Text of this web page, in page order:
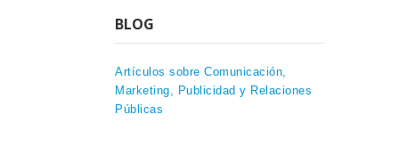
BLOG
Artículos sobre Comunicación,
Marketing, Publicidad y Relaciones
Públicas